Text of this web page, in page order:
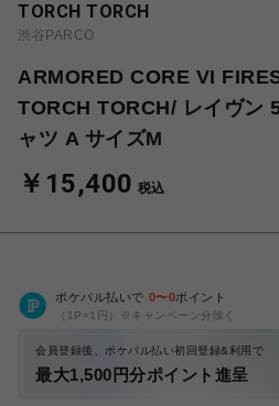
TORCH TORCH
渋谷PARCO
ARMORED CORE VI
TORCH TORCH/ レイヴン
ャツ A サイズM
￥15,400 税込
ポケパル払いで 0〜0ポイント
（1P=1円）※キャンペーン分除く
会員登録後、ポケパル払い初回登録&利用で
最大1,500円分ポイント進呈